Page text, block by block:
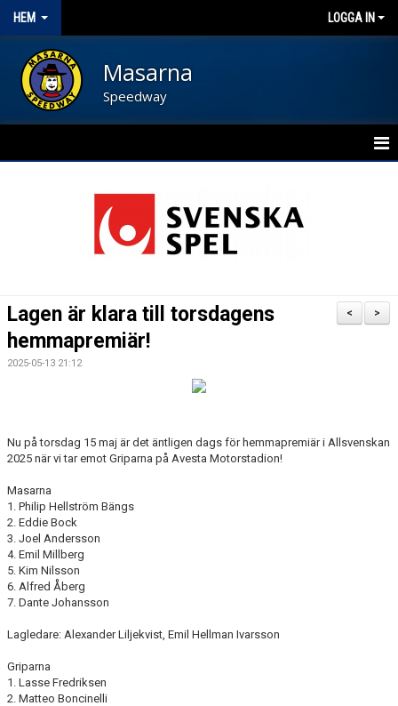
HEM LOGGA IN
Masarna
Speedway
OM FÖRENINGEN
KONTAKT
DOKUMENT
>
<
Lagen är klara till torsdagens
hemmapremiär!
2025-05-13 21:12
Nu på torsdag 15 maj är det äntligen dags för hemmapremiär i Allsvenskan
2025 när vi tar emot Griparna på Avesta Motorstadion!
Masarna
1. Philip Hellström Bängs
2. Eddie Bock
3. Joel Andersson
4. Emil Millberg
5. Kim Nilsson
6. Alfred Åberg
7. Dante Johansson
Lagledare: Alexander Liljekvist, Emil Hellman Ivarsson
Griparna
1. Lasse Fredriksen
2. Matteo Boncinelli